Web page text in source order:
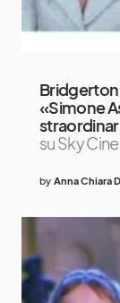
Bridgerton
«Simone
su Sky
by Anna Chiara